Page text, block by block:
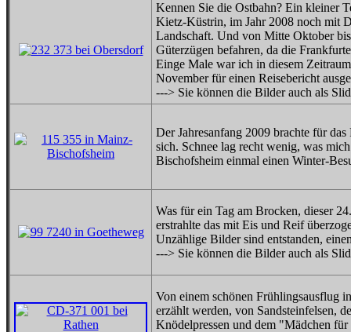
Kennen Sie die Ostbahn? Ein kleiner
Kietz-Küstrin, im Jahr 2008 noch mit
Landschaft. Und von Mitte Oktober
Güterzügen befahren, da die
Einge Male war ich in diesem
November für einen Reisebericht
---> Sie können die Bilder auch als
Der Jahresanfang 2009 brachte für
sich. Schnee lag recht wenig, was
Bischofsheim einmal einen Winter-
Was für ein Tag am Brocken, dieser
erstrahlte das mit Eis und Reif
Unzählige Bilder sind entstanden,
---> Sie können die Bilder auch als
Von einem schönen Frühlingsausflug
erzählt werden, von Sandsteinfelsen,
Knödelpressen und dem "Mädchen